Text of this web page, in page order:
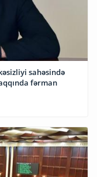
sahəsində
fərman